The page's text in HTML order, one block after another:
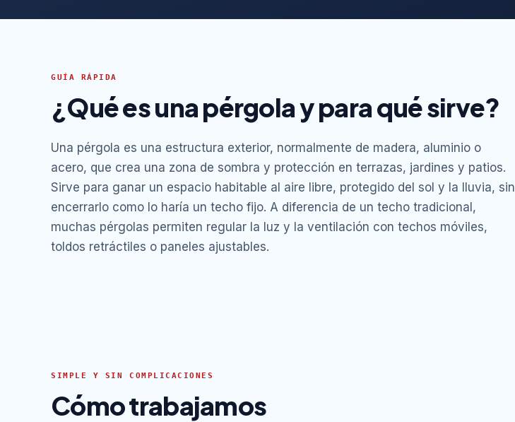
GUÍA RÁPIDA
¿Qué es una pérgola y para qué sirve?
Una pérgola es una estructura exterior, normalmente de madera, aluminio o
acero, que crea una zona de sombra y protección en terrazas, jardines y patios.
Sirve para ganar un espacio habitable al aire libre, protegido del sol y la lluvia, sin
encerrarlo como lo haría un techo fijo. A diferencia de un techo tradicional,
muchas pérgolas permiten regular la luz y la ventilación con techos móviles,
toldos retráctiles o paneles ajustables.
SIMPLE Y SIN COMPLICACIONES
Cómo trabajamos